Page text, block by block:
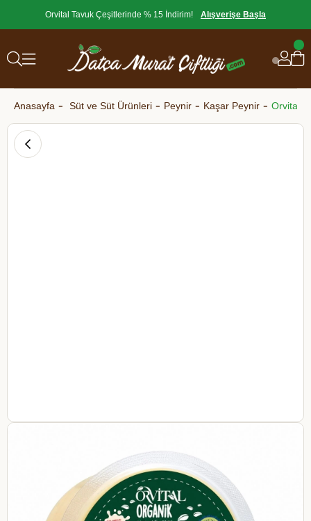
Orvital Tavuk Çeşitlerinde % 15 İndirim! Alışverişe Başla
Anasayfa Süt ve Süt Ürünleri Peynir Kaşar Peynir Orvital-